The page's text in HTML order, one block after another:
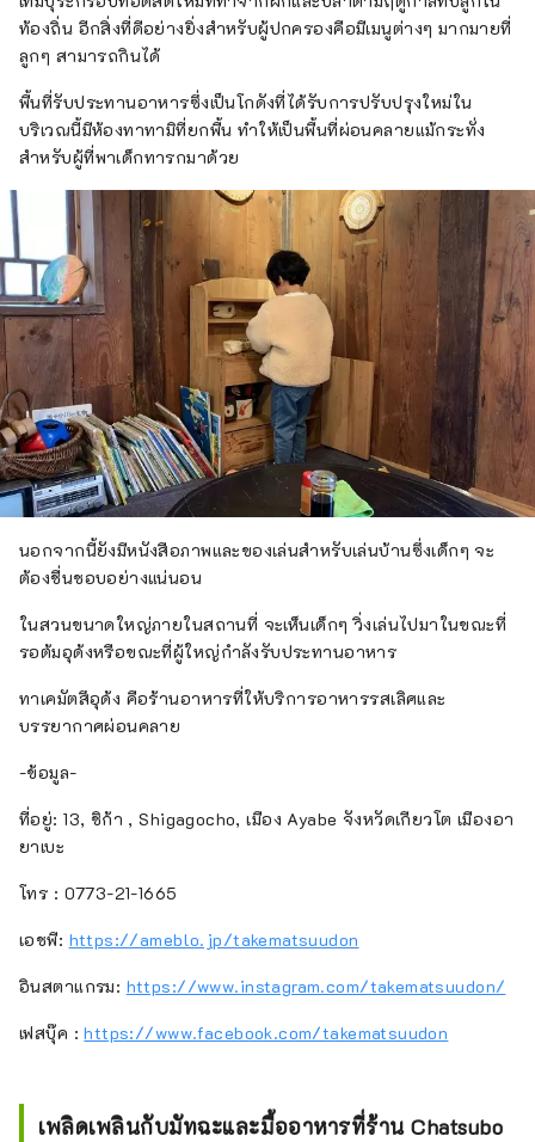
ท้องถิ่น อีกสิ่งที่ดีอย่างยิ่งสำหรับผู้ปกครองคือมีเมนูต่างๆ มากมายที่
ลูกๆ สามารถกินได้
พื้นที่รับประทานอาหารซึ่งเป็นโกดังที่ได้รับการปรับปรุงใหม่ใน
บริเวณนี้มีห้องทาทามิที่ยกพื้น ทำให้เป็นพื้นที่ผ่อนคลายแม้กระทั่ง
สำหรับผู้ที่พาเด็กทารกมาด้วย
นอกจากนี้ยังมีหนังสือภาพและของเล่นสำหรับเล่นบ้านซึ่งเด็กๆ จะ
ต้องชื่นชอบอย่างแน่นอน
ในสวนขนาดใหญ่ภายในสถานที่ จะเห็นเด็กๆ วิ่งเล่นไปมาในขณะที่
รอต้มอุด้งหรือขณะที่ผู้ใหญ่กำลังรับประทานอาหาร
ทาเคมัตสึอุด้ง คือร้านอาหารที่ให้บริการอาหารรสเลิศและ
บรรยากาศผ่อนคลาย
-ข้อมูล-
ที่อยู่: 13, ชิก้า , Shigagocho, เมือง Ayabe จังหวัดเกียวโต เมืองอา
ยาเบะ
โทร : 0773-21-1665
เอชพี: https://ameblo.jp/takematsuudon
อินสตาแกรม: https://www.instagram.com/takematsuudon/
เฟสบุ๊ค :https://www.facebook.com/takematsuudon
เพลิดเพลินกับมัทฉะและมื้ออาหารที่ร้าน Chatsubo